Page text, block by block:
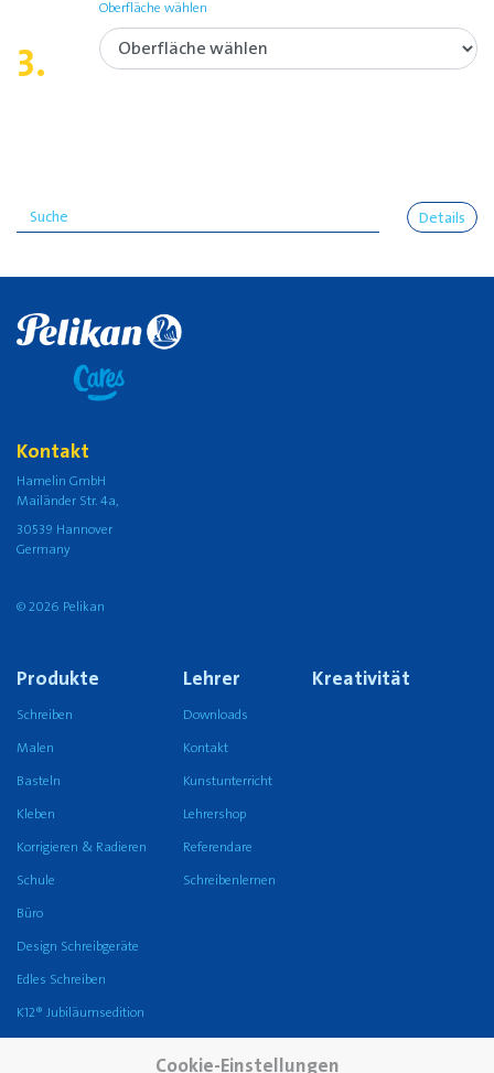
3.
Oberfläche wählen
Details
Kontakt
Hamelin GmbH
Mailänder Str. 4a,
30539 Hannover
Germany
© 2026 Pelikan
Produkte
Schreiben
Malen
Basteln
Kleben
Korrigieren & Radieren
Schule
Büro
Design Schreibgeräte
Edles Schreiben
K12® Jubiläumsedition
Lehrer
Downloads
Kontakt
Kunstunterricht
Lehrershop
Referendare
Schreibenlernen
Kreativität
Karriere
Cookie-Einstellungen